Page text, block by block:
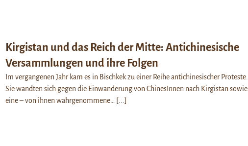
Kirgistan und das Reich der Mitte: Antichinesische
Versammlungen und ihre Folgen
Im vergangenen Jahr kam es in Bischkek zu einer Reihe antichinesischer Proteste.
Sie wandten sich gegen die Einwanderung von ChinesInnen nach Kirgistan sowie
eine – von ihnen wahrgenommene…
[...]